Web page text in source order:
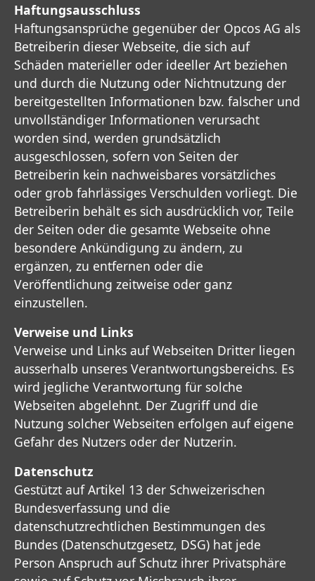
Haftungsausschluss
Haftungsansprüche gegenüber der Opcos AG als
Betreiberin dieser Webseite, die sich auf
Schäden materieller oder ideeller Art beziehen
und durch die Nutzung oder Nichtnutzung der
bereitgestellten Informationen bzw. falscher und
unvollständiger Informationen verursacht
worden sind, werden grundsätzlich
ausgeschlossen, sofern von Seiten der
Betreiberin kein nachweisbares vorsätzliches
oder grob fahrlässiges Verschulden vorliegt. Die
Betreiberin behält es sich ausdrücklich vor, Teile
der Seiten oder die gesamte Webseite ohne
besondere Ankündigung zu ändern, zu
ergänzen, zu entfernen oder die
Veröffentlichung zeitweise oder ganz
einzustellen.
Verweise und Links
Verweise und Links auf Webseiten Dritter liegen
ausserhalb unseres Verantwortungsbereichs. Es
wird jegliche Verantwortung für solche
Webseiten abgelehnt. Der Zugriff und die
Nutzung solcher Webseiten erfolgen auf eigene
Gefahr des Nutzers oder der Nutzerin.
Datenschutz
Gestützt auf Artikel 13 der Schweizerischen
Bundesverfassung und die
datenschutzrechtlichen Bestimmungen des
Bundes (Datenschutzgesetz, DSG) hat jede
Person Anspruch auf Schutz ihrer Privatsphäre